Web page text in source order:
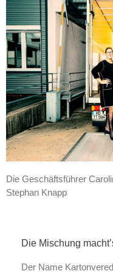
Die Geschäftsführer
Stephan Knapp
Die Mischung
Der Name